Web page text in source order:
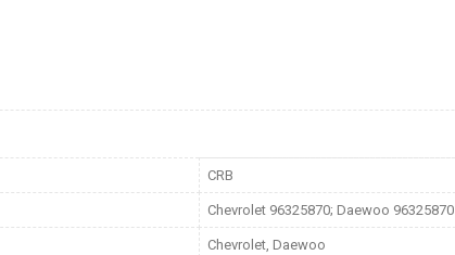
CRB
Chevrolet 96325870; Daewoo 96325870
Chevrolet, Daewoo